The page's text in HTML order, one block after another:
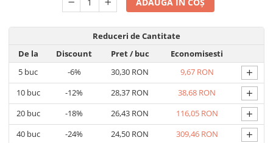
Reduceri de Cantitate
De la
Discount Pret/ buc
Economisesti
5 buc -6% 30,30 RON 9,67 RON +
10buc -12% 28,37 RON 38,68 RON +
20buc -18% 26,43 RON 116,05 RON +
40buc -24% 24,50 RON 309,46 RON +